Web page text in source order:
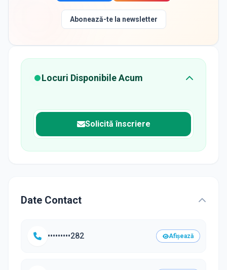
Abonează-te la newsletter
Locuri Disponibile Acum
Solicită înscriere
Date Contact
•••••••••282 Afișează